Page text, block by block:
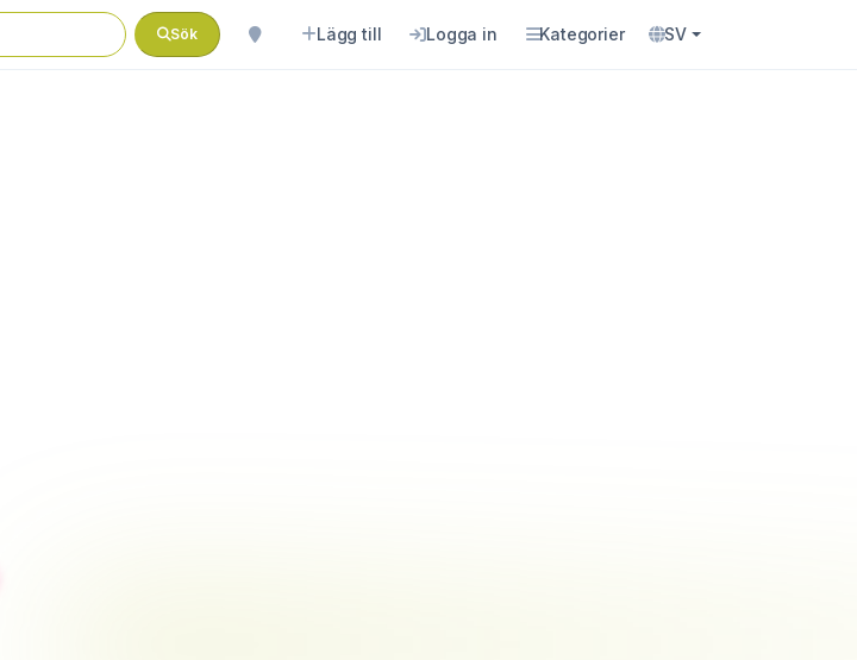
Sök Lägg till Logga in Kategorier SV